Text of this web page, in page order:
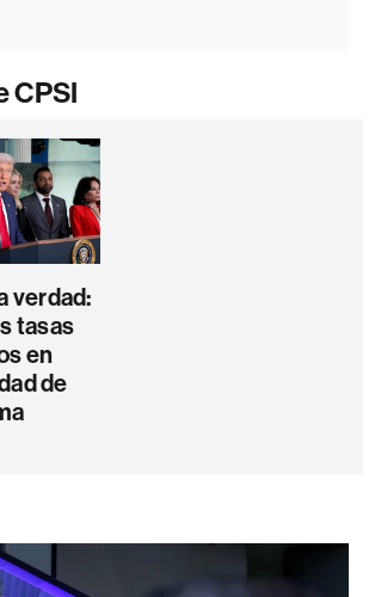
CPSI
verdad:
tasas
en
de